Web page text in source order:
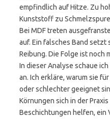
empfindlich auf Hitze. Zu
Kunststoff zu
Bei MDF treten
auf. Ein falsches Band setzt
Reibung. Die Folge ist noch
In dieser Analyse schaue
an. Ich erkläre, warum sie
oder schlechter geeignet
Körnungen sich in der
Beschichtungen helfen, ein